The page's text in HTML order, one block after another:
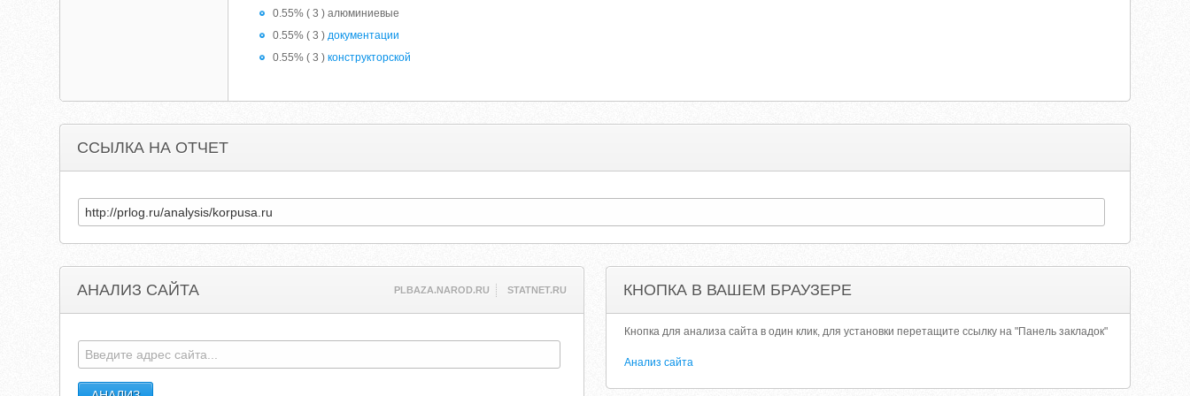
0.55% ( 3 ) алюминиевые
0.55% ( 3 )документации
0.55% ( 3 )конструкторской
ССЫЛКА НА ОТЧЕТ
АНАЛИЗ САЙТА PLBAZA.NAROD.RU STATNET.RU КНОПКА В ВАШЕМ БРАУЗЕРЕ
Кнопка для анализа сайта в один клик, для установки перетащите ссылку на "Панель закладок"
Анализ сайта